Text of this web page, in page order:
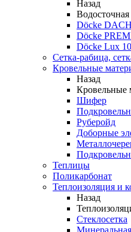
Назад
Döсkе
Döcke
Döсkе Luх
Сетка-рабица,
Кровельные
Назад
Кровельные
Шифер
Руберойд
Доборные
Теплицы
Поликарбонат
Теплоизоляция и
Назад
Стеклосетка